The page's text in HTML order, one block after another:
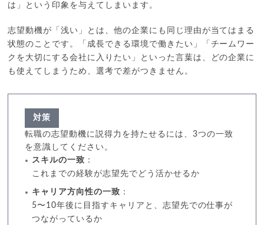
は」という印象を与えてしまいます。
志望動機が「浅い」とは、他の企業にも同じ理由が当てはまる
状態のことです。「成長できる環境で働きたい」「チームワー
クを大切にする会社に入りたい」といった言葉は、どの企業に
も使えてしまうため、選考で差がつきません。
対策
転職の志望動機に説得力を持たせるには、3つの一致
を意識してください。
スキルの一致 ：
これまでの経験が志望先でどう活かせるか
キャリア方向性の一致 ：
5〜10年後に目指すキャリアと、志望先での仕事が
つながっているか